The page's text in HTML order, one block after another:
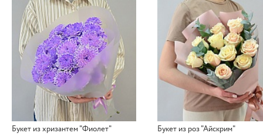
Букет из хризантем "Фиолет" Букет из роз "Айскрим"